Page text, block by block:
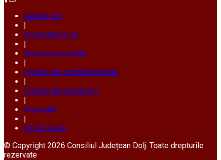
Despre noi
|
Contactează-ne
|
Termeni și condiții
|
Politica de confidențialitate
|
Politica de cookie-uri
|
Copyright
|
Kit de presă
© Copyright 2026 Consiliul Județean Dolj. Toate drepturile
rezervate